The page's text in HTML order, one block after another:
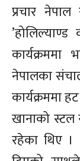
प्रचार
नेपालका
कार्यक्रममा
खानाको स्टल
रहेका थिए ।